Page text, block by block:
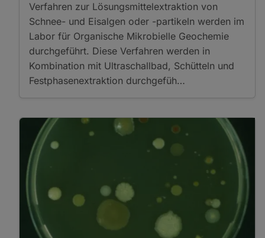
Verfahren zur Lösungsmittelextraktion von
Schnee- und Eisalgen oder -partikeln werden im
Labor für Organische Mikrobielle Geochemie
durchgeführt. Diese Verfahren werden in
Kombination mit Ultraschallbad, Schütteln und
Festphasenextraktion durchgefüh…